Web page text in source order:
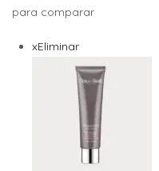
para comparar
xEliminar